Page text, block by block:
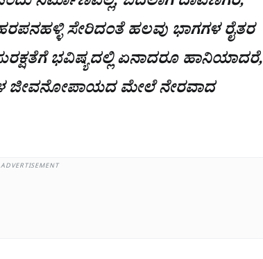
ಸೇರಿದಂತೆ ಹಲವು ಭಾಗಗಳ ರೈತರ
ಭವಿಷ್ಯದಲ್ಲಿ ಏನಾದರೂ ಹಾನಿಯಾದರೆ,
ಜೀವನೋಪಾಯದ ಮೇಲೆ ನೇರವಾದ
ADVERTISEMENT